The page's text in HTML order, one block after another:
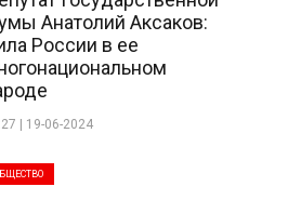
Анатолий Аксаков:
России в ее
| 19-06-2024